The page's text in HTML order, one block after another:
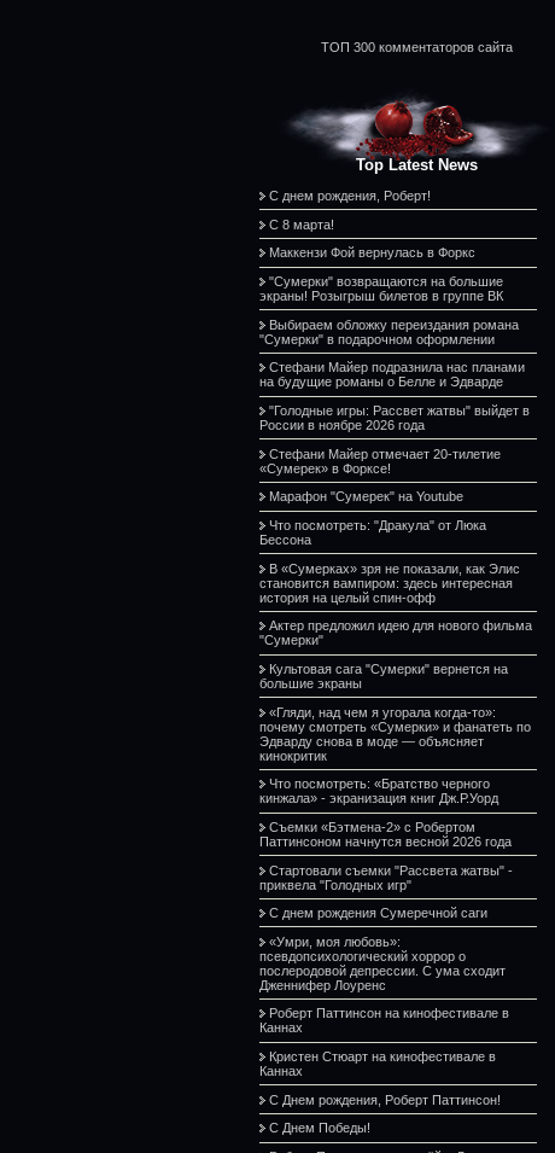
ТОП 300 комментаторов сайта
Top Latest News
С днем рождения, Роберт!
С 8 марта!
Маккензи Фой вернулась в Форкс
"Сумерки" возвращаются на большие
экраны! Розыгрыш билетов в группе ВК
Выбираем обложку переиздания романа
"Сумерки" в подарочном оформлении
Стефани Майер подразнила нас планами
на будущие романы о Белле и Эдварде
"Голодные игры: Рассвет жатвы" выйдет в
России в ноябре 2026 года
Стефани Майер отмечает 20-тилетие
«Сумерек» в Форксе!
Марафон "Сумерек" на Youtube
Что посмотреть: "Дракула" от Люка
Бессона
В «Сумерках» зря не показали, как Элис
становится вампиром: здесь интересная
история на целый спин-офф
Актер предложил идею для нового фильма
"Сумерки"
Культовая сага "Сумерки" вернется на
большие экраны
«Гляди, над чем я угорала когда-то»:
почему смотреть «Сумерки» и фанатеть по
Эдварду снова в моде — объясняет
кинокритик
Что посмотреть: «Братство черного
кинжала» - экранизация книг Дж.Р.Уорд
Съемки «Бэтмена-2» с Робертом
Паттинсоном начнутся весной 2026 года
Стартовали съемки "Рассвета жатвы" -
приквела "Голодных игр"
С днем рождения Сумеречной саги
«Умри, моя любовь»:
псевдопсихологический хоррор о
послеродовой депрессии. С ума сходит
Дженнифер Лоуренс
Роберт Паттинсон на кинофестивале в
Каннах
Кристен Стюарт на кинофестивале в
Каннах
С Днем рождения, Роберт Паттинсон!
С Днем Победы!